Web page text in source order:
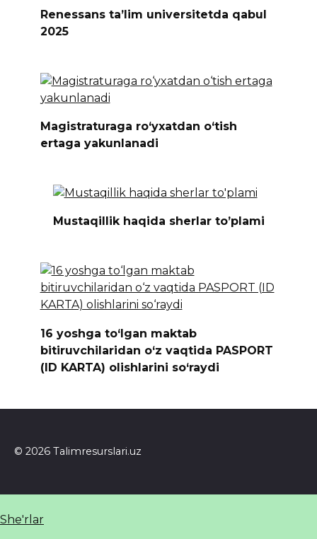
Renessans ta’lim universitetda qabul
2025
Magistraturaga ro‘yxatdan o‘tish
ertaga yakunlanadi
Mustaqillik haqida sherlar to’plami
16 yoshga to‘lgan maktab
bitiruvchilaridan o‘z vaqtida PASPORT
(ID KARTA) olishlarini so‘raydi
© 2026 Talimresurslari.uz
She'rlar